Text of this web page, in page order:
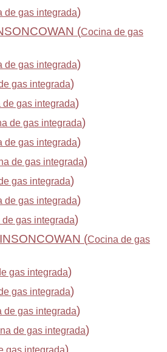
de gas integrada)
(Cocina de gas
de gas integrada)
gas integrada)
de gas integrada)
de gas integrada)
de gas integrada)
de gas integrada)
gas integrada)
de gas integrada)
gas integrada)
(Cocina de gas
gas integrada)
gas integrada)
de gas integrada)
de gas integrada)
gas integrada)